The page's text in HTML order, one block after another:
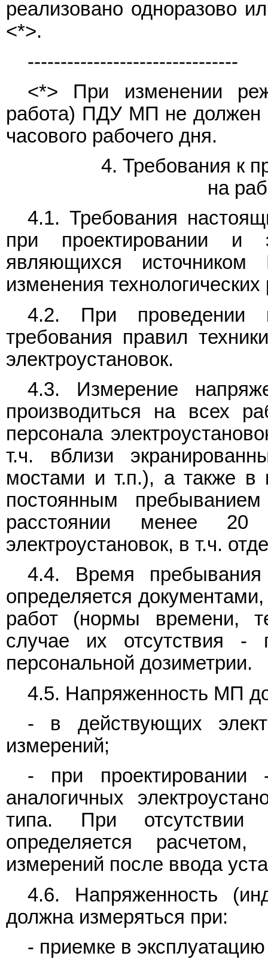
реализовано одноразово
<*>.
--------------------------------
<*> При изменении
работа) ПДУ МП не должен
часового рабочего дня.
4. Требования к
на
4.1. Требования
при проектировании и
являющихся
изменения
4.2. При проведении
требования правил
электроустановок.
4.3. Измерение
производиться на всех
персонала
т.ч. вблизи
мостами и т.п.), а также в
постоянным
расстоянии менее
электроустановок, в т.ч.
4.4. Время
определяется
работ (нормы времени,
случае их отсутствия -
персональной дозиметрии.
4.5. Напряженность МП
- в действующих
измерений;
- при проектировании
аналогичных
типа. При отсутствии
определяется
измерений после ввода
4.6. Напряженность
должна измеряться при:
- приемке в